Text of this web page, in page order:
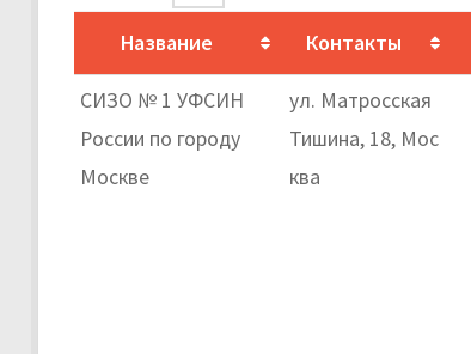
Название Контакты
СИЗО № 1 УФСИН
России по городу
Москве
ул. Матросская
Тишина, 18, Мос
ква